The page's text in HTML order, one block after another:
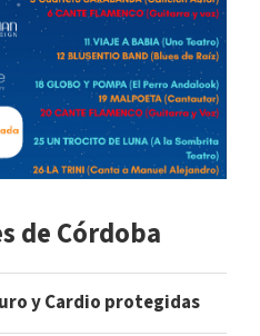
de Córdoba
y Cardio protegidas